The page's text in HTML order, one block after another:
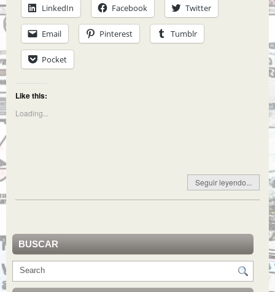
LinkedIn
Facebook Twitter
Email Pinterest Tumblr
Pocket
Like this:
Loading...
Seguir leyendo...
BUSCAR